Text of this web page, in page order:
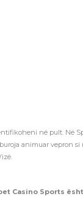
në pult. Në
animuar vepron si
Casino Sports